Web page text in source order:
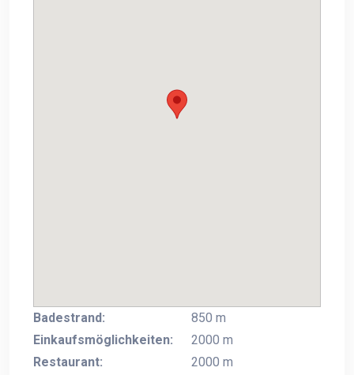
Badestrand:
850 m
Einkaufsmöglichkeiten:
2000 m
Restaurant:
2000 m